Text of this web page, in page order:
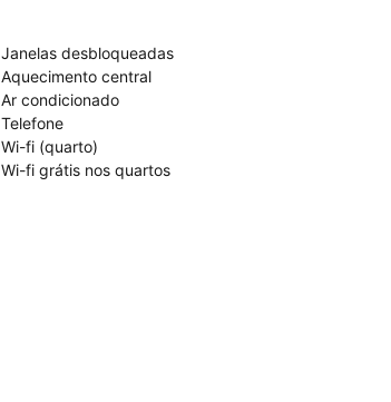
Janelas desbloqueadas
Aquecimento central
Ar condicionado
Telefone
Wi-fi (quarto)
Wi-fi grátis nos quartos